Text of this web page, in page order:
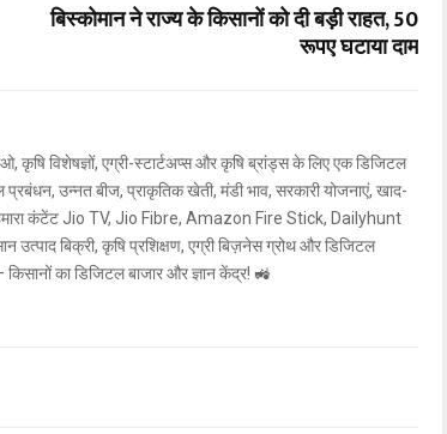
बिस्कोमान ने राज्य के किसानों को दी बड़ी राहत, 50
रूपए घटाया दाम
कृषि विशेषज्ञों, एग्री-स्टार्टअप्स और कृषि ब्रांड्स के लिए एक डिजिटल
उन्नत बीज, प्राकृतिक खेती, मंडी भाव, सरकारी योजनाएं, खाद-
हमारा कंटेंट Jio TV, Jio Fibre, Amazon Fire Stick, Dailyhunt
उत्पाद बिक्री, कृषि प्रशिक्षण, एग्री बिज़नेस ग्रोथ और डिजिटल
का डिजिटल बाजार और ज्ञान केंद्र! 🚜